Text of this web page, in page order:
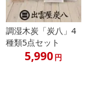
調湿木炭「炭八」4
種類5点セット
5,990円